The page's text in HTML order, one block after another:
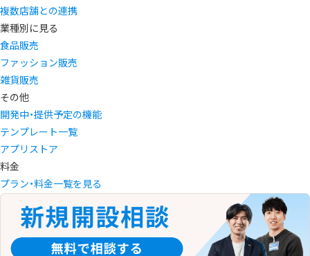
複数店舗との連携
業種別に見る
食品販売
ファッション販売
雑貨販売
その他
開発中・提供予定の機能
テンプレート一覧
アプリストア
料金
プラン・料金一覧を見る